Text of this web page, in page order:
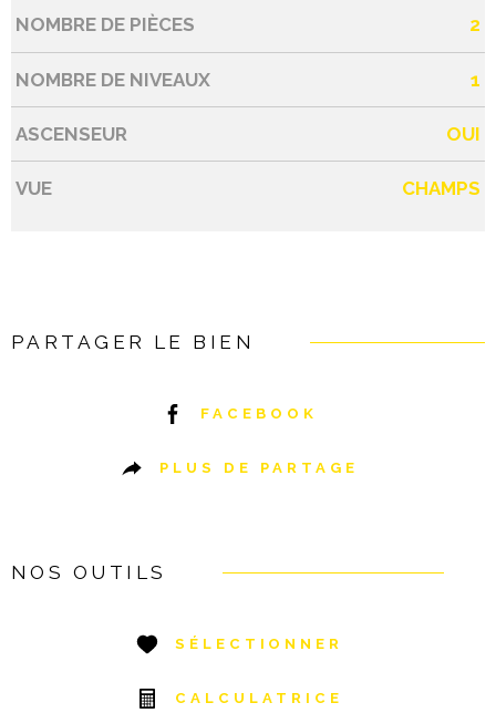
NOMBRE DE PIÈCES 2
NOMBRE DE NIVEAUX 1
ASCENSEUR OUI
VUE CHAMPS
PARTAGER LE BIEN
FACEBOOK
PLUS DE PARTAGE
NOS OUTILS
SÉLECTIONNER
CALCULATRICE